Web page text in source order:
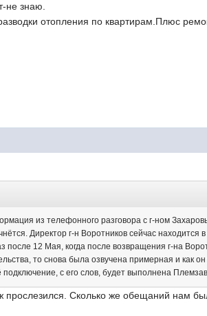
не знаю.
отопления по квартирам.Плюс
из телефонного разговора с г-ном
Директор г-н Воротников сейчас
после 12 Мая, когда после возвращения г-на
то снова была озвучена примерная и как
с его слов, будет выполнена
прослезился. Сколько же обещаний нам